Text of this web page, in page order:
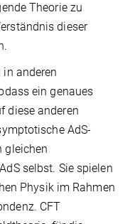
Theorie zu
dieser
anderen
ein genaues
diese anderen
AdS-
gleichen
selbst. Sie spielen
Physik im Rahmen
CFT